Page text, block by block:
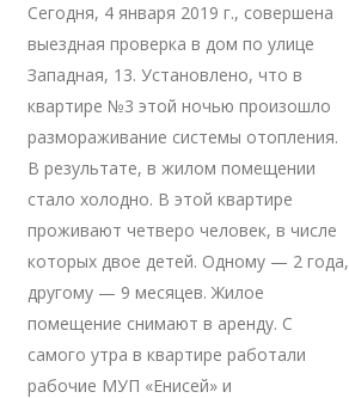
Сегодня, 4 января 2019 г., совершена
выездная проверка в дом по улице
Западная, 13. Установлено, что в
квартире №3 этой ночью произошло
размораживание системы отопления.
В результате, в жилом помещении
стало холодно. В этой квартире
проживают четверо человек, в числе
которых двое детей. Одному — 2 года,
другому — 9 месяцев. Жилое
помещение снимают в аренду. С
самого утра в квартире работали
рабочие МУП «Енисей» и